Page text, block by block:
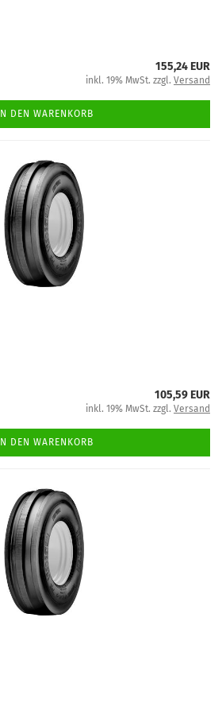
155,24 EUR
inkl. 19% MwSt. zzgl. Versand
IN DEN WARENKORB
105,59 EUR
inkl. 19% MwSt. zzgl. Versand
IN DEN WARENKORB